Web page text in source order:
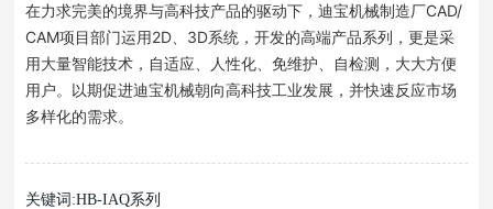
在力求完美的境界与高科技产品的驱动下，迪宝机械制造厂CAD/
CAM项目部门运用2D、3D系统，开发的高端产品系列，更是采
用大量智能技术，自适应、人性化、免维护、自检测，大大方便
用户。以期促进迪宝机械朝向高科技工业发展，并快速反应市场
多样化的需求。
关键词:HB-IAQ系列